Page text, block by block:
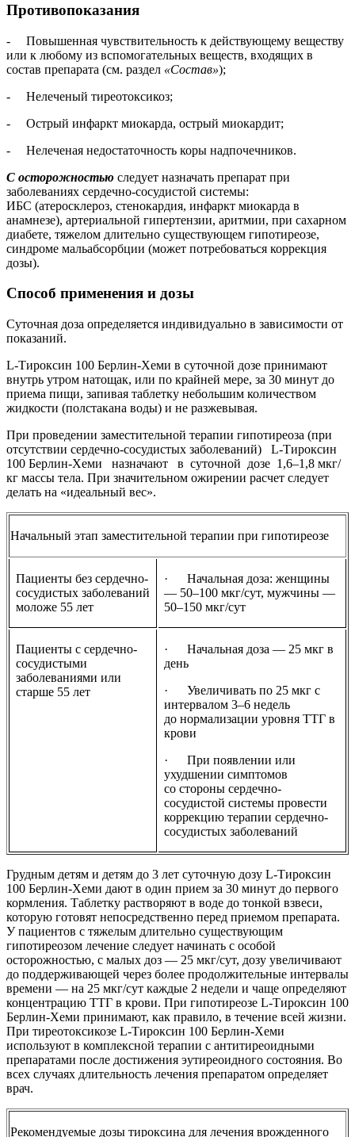
Противопоказания
- Повышенная чувствительность к действующему веществу
или к любому из вспомогательных веществ, входящих в
состав препарата (см. раздел «Состав»);
- Нелеченый тиреотоксикоз;
- Острый инфаркт миокарда, острый миокардит;
- Нелеченая недостаточность коры надпочечников.
С осторожностью следует назначать препарат при
заболеваниях сердечно-сосудистой системы:
ИБС (атеросклероз, стенокардия, инфаркт миокарда в
анамнезе), артериальной гипертензии, аритмии, при сахарном
диабете, тяжелом длительно существующем гипотиреозе,
синдроме мальабсорбции (может потребоваться коррекция
дозы).
Способ применения и дозы
Суточная доза определяется индивидуально в зависимости от
показаний.
L-Тироксин 100 Берлин-Хеми в суточной дозе принимают
внутрь утром натощак, или по крайней мере, за 30 минут до
приема пищи, запивая таблетку небольшим количеством
жидкости (полстакана воды) и не разжевывая.
При проведении заместительной терапии гипотиреоза (при
отсутствии сердечно-сосудистых заболеваний) L-Тироксин
100 Берлин-Хеми назначают в суточной дозе 1,6–1,8 мкг/
кг массы тела. При значительном ожирении расчет следует
делать на «идеальный вес».
Начальный этап заместительной терапии при гипотиреозе
Пациенты без сердечно-
сосудистых заболеваний
моложе 55 лет
· Начальная доза: женщины
— 50–100 мкг/сут, мужчины —
50–150 мкг/сут
Пациенты с сердечно-
сосудистыми
заболеваниями или
старше 55 лет
· Начальная доза — 25 мкг в
день
· Увеличивать по 25 мкг с
интервалом 3–6 недель
до нормализации уровня ТТГ в
крови
· При появлении или
ухудшении симптомов
со стороны сердечно-
сосудистой системы провести
коррекцию терапии сердечно-
сосудистых заболеваний
Грудным детям и детям до 3 лет суточную дозу L-Тироксин
100 Берлин-Хеми дают в один прием за 30 минут до первого
кормления. Таблетку растворяют в воде до тонкой взвеси,
которую готовят непосредственно перед приемом препарата.
У пациентов с тяжелым длительно существующим
гипотиреозом лечение следует начинать с особой
осторожностью, с малых доз — 25 мкг/сут, дозу увеличивают
до поддерживающей через более продолжительные интервалы
времени — на 25 мкг/сут каждые 2 недели и чаще определяют
концентрацию ТТГ в крови. При гипотиреозе L‑Тироксин 100
Берлин-Хеми принимают, как правило, в течение всей жизни.
При тиреотоксикозе L‑Тироксин 100 Берлин-Хеми
используют в комплексной терапии с антитиреоидными
препаратами после достижения эутиреоидного состояния. Во
всех случаях длительность лечения препаратом определяет
врач.
Рекомендуемые дозы тироксина для лечения врожденного